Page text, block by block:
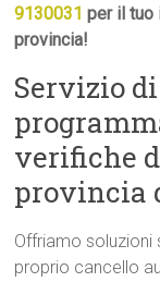
9130031 per il tuo
provincia!
Servizio
verifiche
provincia
Offriamo soluzioni
proprio cancello